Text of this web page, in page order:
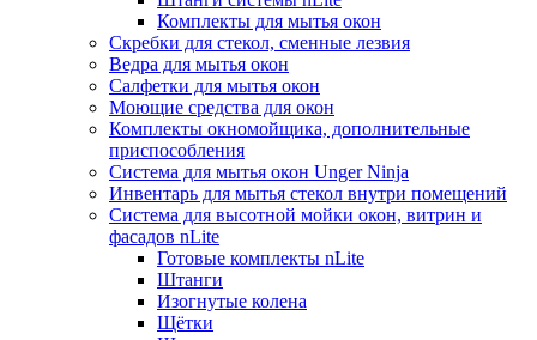
Комплекты для мытья окон
Скребки для стекол, сменные лезвия
Ведра для мытья окон
Салфетки для мытья окон
Моющие средства для окон
Комплекты окномойщика, дополнительные
приспособления
Система для мытья окон Unger Ninja
Инвентарь для мытья стекол внутри помещений
Система для высотной мойки окон, витрин и
фасадов nLite
Готовые комплекты nLite
Штанги
Изогнутые колена
Щётки